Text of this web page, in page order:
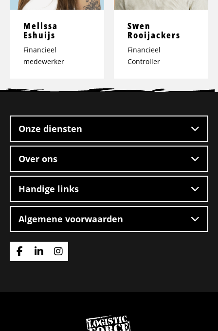
Melissa
Eshuijs
Financieel
medewerker
Swen
Rooijackers
Financieel
Controller
footer
Onze diensten
Over ons
Handige links
Algemene voorwaarden
Ga
Ga
Ga
Ga